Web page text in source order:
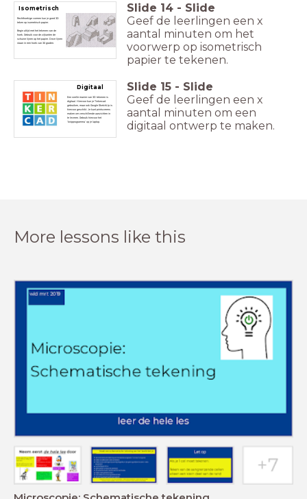
Isometrisch
Rechthoekige vormen kun je goed 3D
teken op isometrisch papier.
Begin altijd met het tekenen van de
hoek. Gebruik voor de zijkanten de
schuine lijnen op het papier. Deze lijnen
staan in een hoek van 30 graden.
Slide 14 - Slide
Geef de leerlingen een x
aantal minuten om het
voorwerp op isometrisch
papier te tekenen.
Digitaal
Een snelle manier van 3D tekenen is
digitaal. Hiervoor kun je Tinkercad
gebruiken, maar ook Google SketchUp is
hiervoor geschikt. Je kunt printscreens
maken om verschillende aanzichten in
te leveren. Gebruik hiervoor het
'knipprogramma' op je laptop.
Slide 15 - Slide
Geef de leerlingen een x
aantal minuten om een
digitaal ontwerp te maken.
More lessons like this